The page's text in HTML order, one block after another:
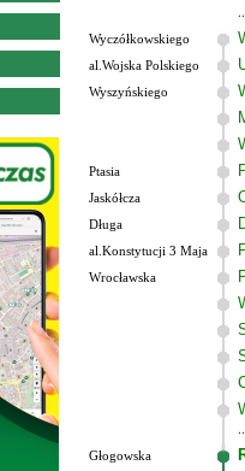
Wyczółkowskiego
al.Wojska Polskiego
Wyszyńskiego
Ptasia
Jaskółcza
Długa
al.Konstytucji 3 Maja
Wrocławska
Głogowska